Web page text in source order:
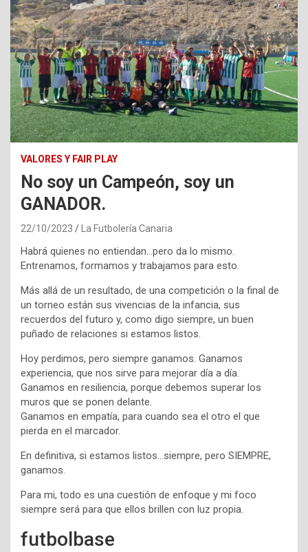
VALORES Y FAIR PLAY
No soy un Campeón, soy un
GANADOR.
22/10/2023 La Futbolería Canaria
Habrá quienes no entiendan…pero da lo mismo.
Entrenamos, formamos y trabajamos para esto.
Más allá de un resultado, de una competición o la final de
un torneo están sus vivencias de la infancia, sus
recuerdos del futuro y, como digo siempre, un buen
puñado de relaciones si estamos listos.
Hoy perdimos, pero siempre ganamos. Ganamos
experiencia, que nos sirve para mejorar día a día.
Ganamos en resiliencia, porque debemos superar los
muros que se ponen delante.
Ganamos en empatía, para cuando sea el otro el que
pierda en el marcador.
En definitiva, si estamos listos…siempre, pero SIEMPRE,
ganamos.
Para mi, todo es una cuestión de enfoque y mi foco
siempre será para que ellos brillen con luz propia.
futbolbase